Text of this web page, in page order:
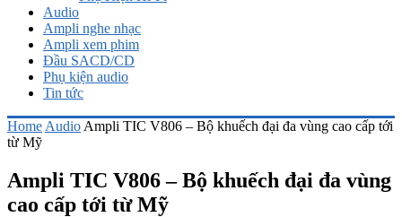
Audio
Ampli nghe nhạc
Ampli xem phim
Đầu SACD/CD
Phụ kiện audio
Tin tức
Home Audio Ampli TIC V806 – Bộ khuếch đại đa vùng cao cấp tới
từ Mỹ
Ampli TIC V806 – Bộ khuếch đại đa vùng
cao cấp tới từ Mỹ